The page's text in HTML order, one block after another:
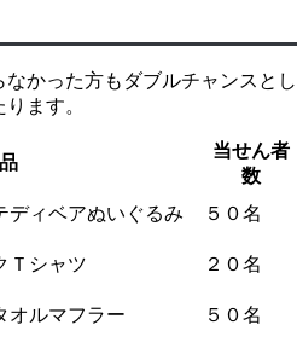
かった方もダブルチャンスとし
ます。
当せん者
数
ディベアぬいぐるみ
５０名
Ｔシャツ
２０名
オルマフラー
５０名